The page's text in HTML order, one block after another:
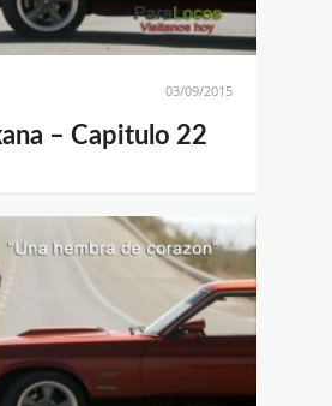
03/09/2015
– Capitulo 22